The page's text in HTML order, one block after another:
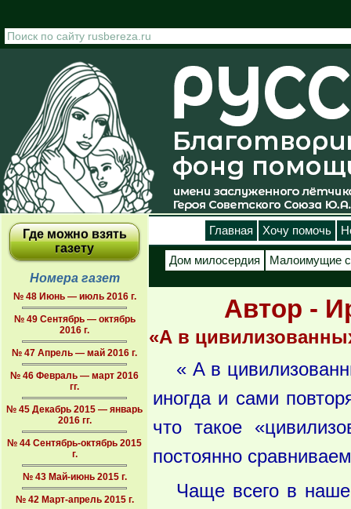
Где можно взять
газету
Номера газет
№ 48 Июнь — июль 2016 г.
№ 49 Сентябрь — октябрь
2016 г.
№ 47 Апрель — май 2016 г.
№ 46 Февраль — март 2016
гг.
№ 45 Декабрь 2015 — январь
2016 гг.
№ 44 Сентябрь-октябрь 2015
г.
№ 43 Май-июнь 2015 г.
№ 42 Март-апрель 2015 г.
Главная Хочу помочь
Дом милосердия Малоимущие
Автор -
«А в
« А в
иногда и сами
что такое
постоянно
Чаще всего в